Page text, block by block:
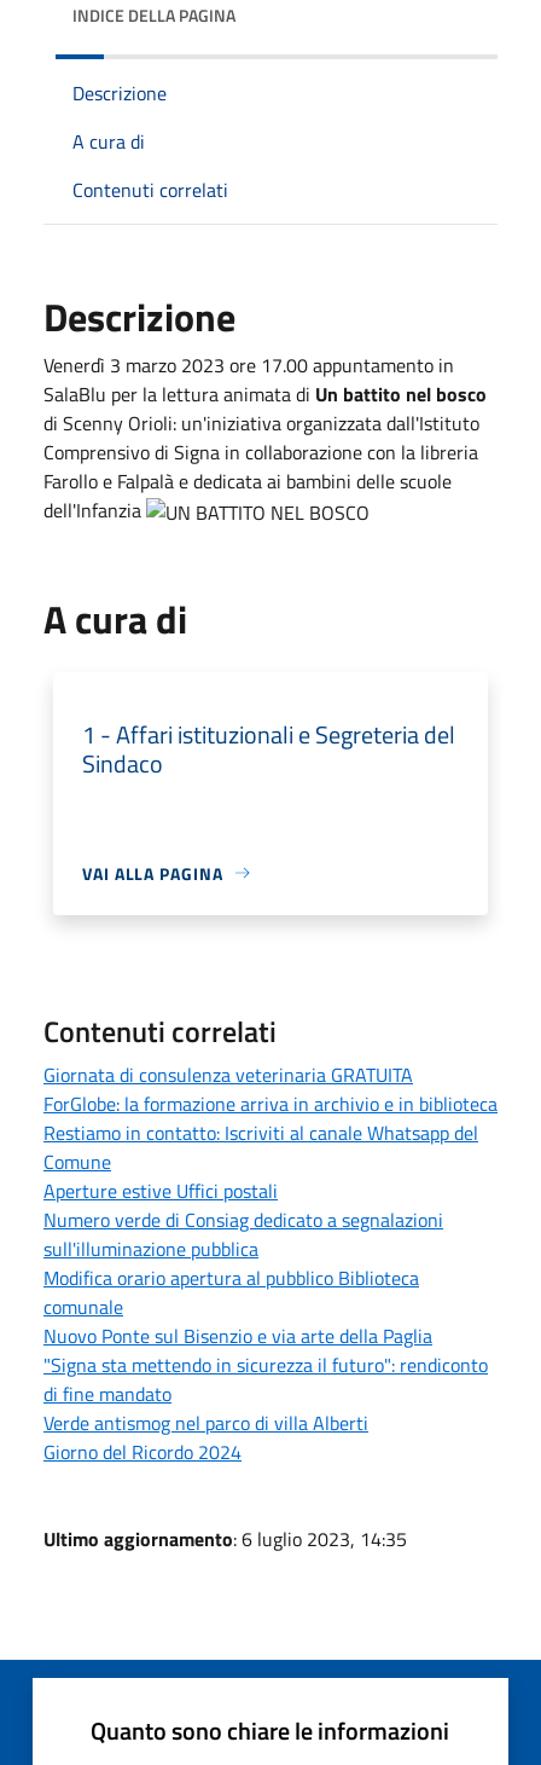
INDICE DELLA PAGINA
Descrizione
A cura di
Contenuti correlati
Descrizione
Venerdì 3 marzo 2023 ore 17.00 appuntamento in
SalaBlu per la lettura animata di Un battito nel bosco
di Scenny Orioli: un'iniziativa organizzata dall'Istituto
Comprensivo di Signa in collaborazione con la libreria
Farollo e Falpalà e dedicata ai bambini delle scuole
dell'Infanzia
A cura di
1 - Affari istituzionali e Segreteria del
Sindaco
VAI ALLA PAGINA
Contenuti correlati
Giornata di consulenza veterinaria GRATUITA
ForGlobe: la formazione arriva in archivio e in biblioteca
Restiamo in contatto: Iscriviti al canale Whatsapp del
Comune
Aperture estive Uffici postali
Numero verde di Consiag dedicato a segnalazioni
sull'illuminazione pubblica
Modifica orario apertura al pubblico Biblioteca
comunale
Nuovo Ponte sul Bisenzio e via arte della Paglia
"Signa sta mettendo in sicurezza il futuro": rendiconto
di fine mandato
Verde antismog nel parco di villa Alberti
Giorno del Ricordo 2024
Ultimo aggiornamento: 6 luglio 2023, 14:35
Quanto sono chiare le informazioni